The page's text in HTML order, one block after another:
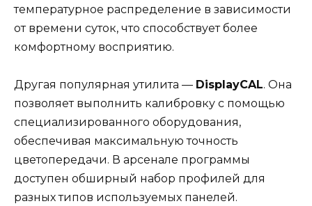
температурное распределение в зависимости
от времени суток, что способствует более
комфортному восприятию.
Другая популярная утилита — DisplayCAL. Она
позволяет выполнить калибровку с помощью
специализированного оборудования,
обеспечивая максимальную точность
цветопередачи. В арсенале программы
доступен обширный набор профилей для
разных типов используемых панелей.